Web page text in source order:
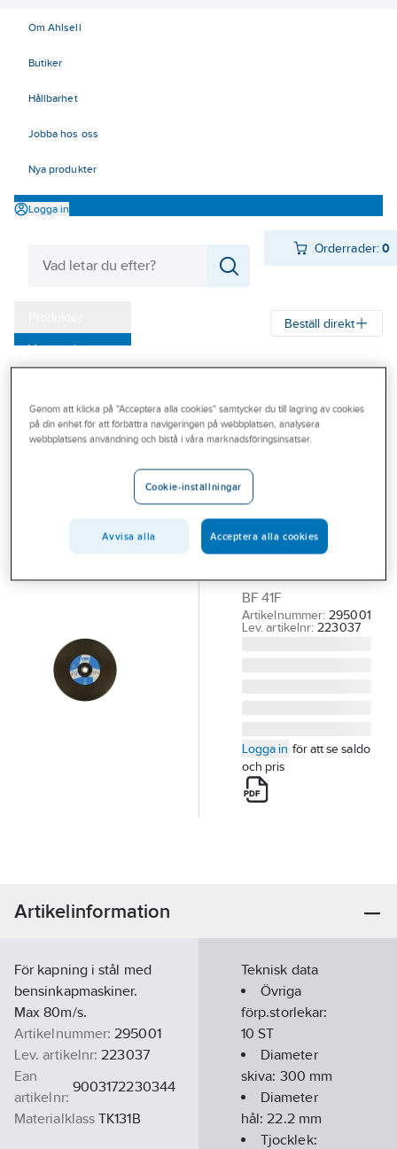
Om Ahlsell
Butiker
Hållbarhet
Jobba hos oss
Nya produkter
Logga in
Orderrader:0
Varumärken
Outlet
Branscher
Beställ direkt
TYROLIT
Stål
KAPSKIVA TYROLIT
BASIC STÅL
300X3.5X22.2 A30-
BF 41F
Artikelnummer: 295001
Lev. artikelnr: 223037
Logga in för att se saldo
och pris
Artikelinformation
För kapning i stål med
bensinkapmaskiner.
Max 80m/s.
Artikelnummer: 295001
Lev. artikelnr: 223037
Ean
artikelnr:
9003172230344
Materialklass TK131B
Teknisk data
Övriga
förp.storlekar:
10 ST
Diameter
skiva: 300 mm
Diameter
hål:22.2mm
Tjocklek:
Genom att klicka på "Acceptera alla cookies" samtycker du till lagring av cookies
på din enhet för att förbättra navigeringen på webbplatsen, analysera
webbplatsens användning och bistå i våra marknadsföringsinsatser.
Cookie-inställningar
Avvisa alla Acceptera alla cookies